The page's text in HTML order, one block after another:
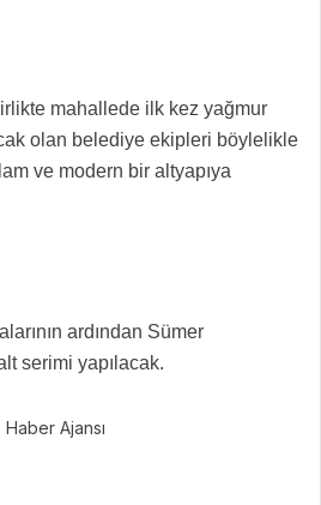
mahallede ilk kez yağmur
olan belediye ekipleri böylelikle
ve modern bir altyapıya
ardından Sümer
serimi yapılacak.
Ajansı